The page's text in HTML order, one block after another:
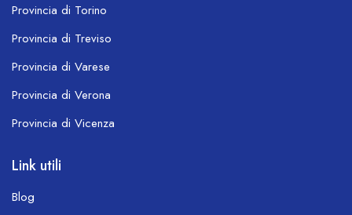
Provincia di Torino
Provincia di Treviso
Provincia di Varese
Provincia di Verona
Provincia di Vicenza
Link utili
Blog